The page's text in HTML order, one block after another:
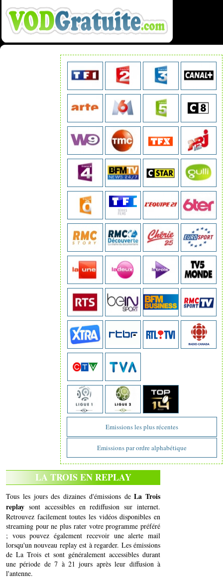
Emissions les plus récentes
Emissions par ordre alphabétique
LA TROIS EN REPLAY
Tous les jours des dizaines d'émissions deLa Trois
replay sont accessibles en rediffusion sur internet.
Retrouvez facilement toutes les vidéos disponibles en
streaming pour ne plus rater votre programme préféré
; vous pouvez également recevoir une alerte mail
lorsqu'un nouveau replay est à regarder. Les émissions
de La Trois et sont généralement accessibles durant
une période de 7 à 21 jours après leur diffusion à
l'antenne.